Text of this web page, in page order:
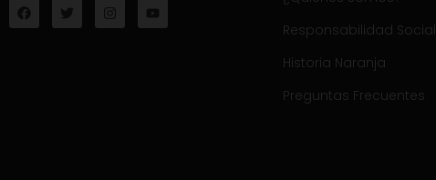
Responsabilidad Social
Historia Naranja
Preguntas Frecuentes